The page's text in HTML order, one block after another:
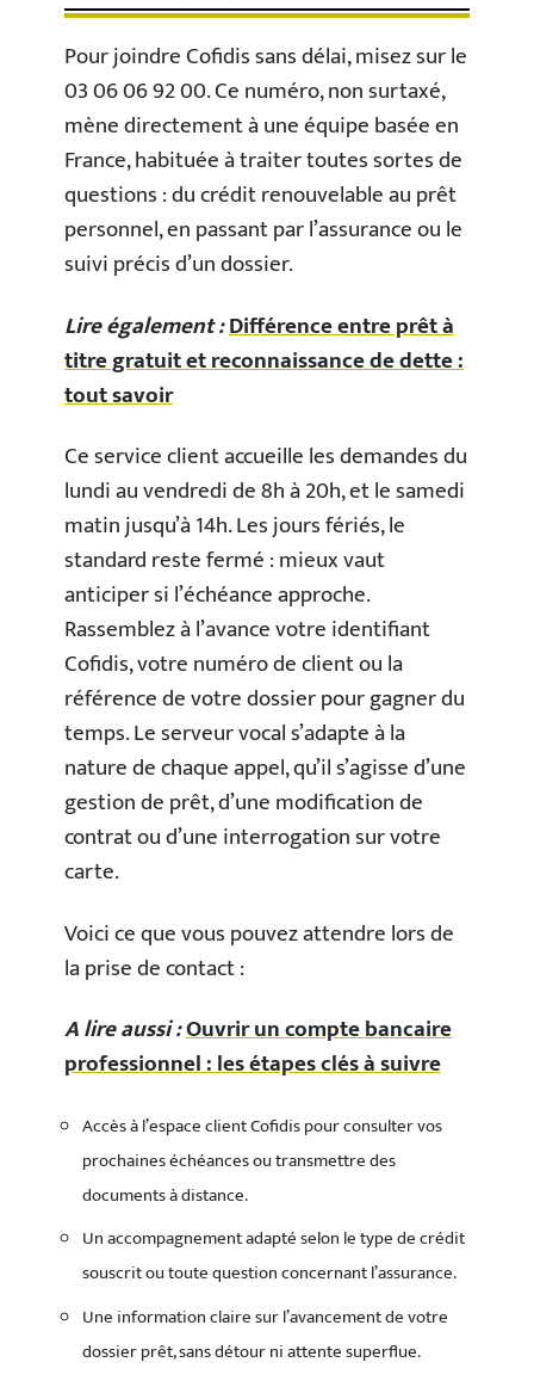
Pour joindre Cofidis sans délai, misez sur le
03 06 06 92 00. Ce numéro, non surtaxé,
mène directement à une équipe basée en
France, habituée à traiter toutes sortes de
questions : du crédit renouvelable au prêt
personnel, en passant par l’assurance ou le
suivi précis d’un dossier.
Lire également :Différence entre prêt à
titre gratuit et reconnaissance de dette :
tout savoir
Ce service client accueille les demandes du
lundi au vendredi de 8h à 20h, et le samedi
matin jusqu’à 14h. Les jours fériés, le
standard reste fermé : mieux vaut
anticiper si l’échéance approche.
Rassemblez à l’avance votre identifiant
Cofidis, votre numéro de client ou la
référence de votre dossier pour gagner du
temps. Le serveur vocal s’adapte à la
nature de chaque appel, qu’il s’agisse d’une
gestion de prêt, d’une modification de
contrat ou d’une interrogation sur votre
carte.
Voici ce que vous pouvez attendre lors de
la prise de contact :
A lire aussi :Ouvrir un compte bancaire
professionnel : les étapes clés à suivre
Accès à l’espace client Cofidis pour consulter vos
prochaines échéances ou transmettre des
documents à distance.
Un accompagnement adapté selon le type de crédit
souscrit ou toute question concernant l’assurance.
Une information claire sur l’avancement de votre
dossier prêt, sans détour ni attente superflue.